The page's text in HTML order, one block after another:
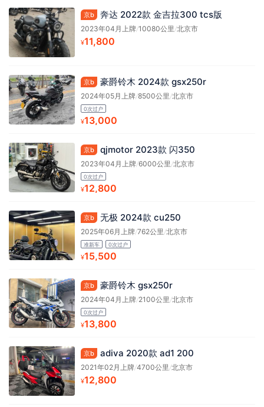
京b 奔达 2022款 金吉拉300 tcs版
2023年04月上牌/10080公里/北京市
¥11,800
京b 豪爵铃木 2024款 gsx250r
2024年05月上牌/8500公里/北京市
0次过户
¥13,000
京b qjmotor 2023款 闪350
2023年04月上牌/6000公里/北京市
0次过户
¥12,800
京b 无极 2024款 cu250
2025年06月上牌/762公里 /北京市
准新车 0次过户
¥15,500
京b 豪爵铃木 gsx250r
2024年04月上牌/2100公里 /北京市
0次过户
¥13,800
京b adiva 2020款 ad1 200
2021年02月上牌/4700公里 /北京市
¥12,800